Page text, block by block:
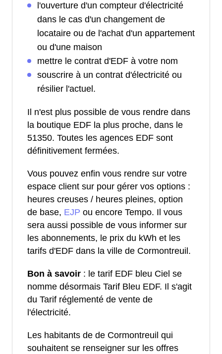
l'ouverture d'un compteur d'électricité
dans le cas d'un changement de
locataire ou de l'achat d'un appartement
ou d'une maison
mettre le contrat d'EDF à votre nom
souscrire à un contrat d'électricité ou
résilier l'actuel.
Il n'est plus possible de vous rendre dans
la boutique EDF la plus proche, dans le
51350. Toutes les agences EDF sont
définitivement fermées.
Vous pouvez enfin vous rendre sur votre
espace client sur pour gérer vos options :
heures creuses / heures pleines, option
de base, EJP ou encore Tempo. Il vous
sera aussi possible de vous informer sur
les abonnements, le prix du kWh et les
tarifs d'EDF dans la ville de Cormontreuil.
Bon à savoir : le tarif EDF bleu Ciel se
nomme désormais Tarif Bleu EDF. Il s'agit
du Tarif réglementé de vente de
l'électricité.
Les habitants de de Cormontreuil qui
souhaitent se renseigner sur les offres